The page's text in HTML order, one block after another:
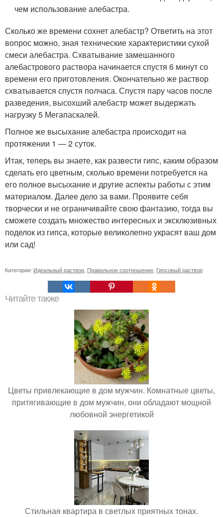
чем использование алебастра.
Сколько же времени сохнет алебастр? Ответить на этот
вопрос можно, зная технические характеристики сухой
смеси алебастра. Схватывание замешанного
алебастрового раствора начинается спустя 6 минут со
времени его приготовления. Окончательно же раствор
схватывается спустя полчаса. Спустя пару часов после
разведения, высохший алебастр может выдержать
нагрузку 5 Мегапаскалей.
Полное же высыхание алебастра происходит на
протяжении 1 — 2 суток.
Итак, теперь вы знаете, как развести гипс, каким образом
сделать его цветным, сколько времени потребуется на
его полное высыхание и другие аспекты работы с этим
материалом. Далее дело за вами. Проявите себя
творчески и не ограничивайте свою фантазию, тогда вы
сможете создать множество интересных и эксклюзивных
поделок из гипса, которые великолепно украсят ваш дом
или сад!
Категории: Идеальный раствор Правильное соотношение Гипсовый раствор
Читайте также
Цветы привлекающие в дом мужчин. Комнатные цветы,
притягивающие в дом мужчин, они обладают мощной
любовной энергетикой
Стильная квартира в светлых приятных тонах.